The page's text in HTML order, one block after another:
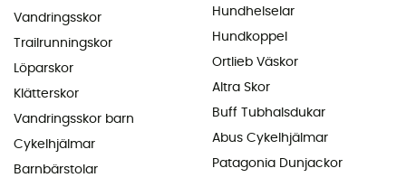
Vandringsskor
Trailrunningskor
Löparskor
Klätterskor
Vandringsskor barn
Cykelhjälmar
Barnbärstolar
Hundhelselar
Hundkoppel
Ortlieb Väskor
Altra Skor
Buff Tubhalsdukar
Abus Cykelhjälmar
Patagonia Dunjackor